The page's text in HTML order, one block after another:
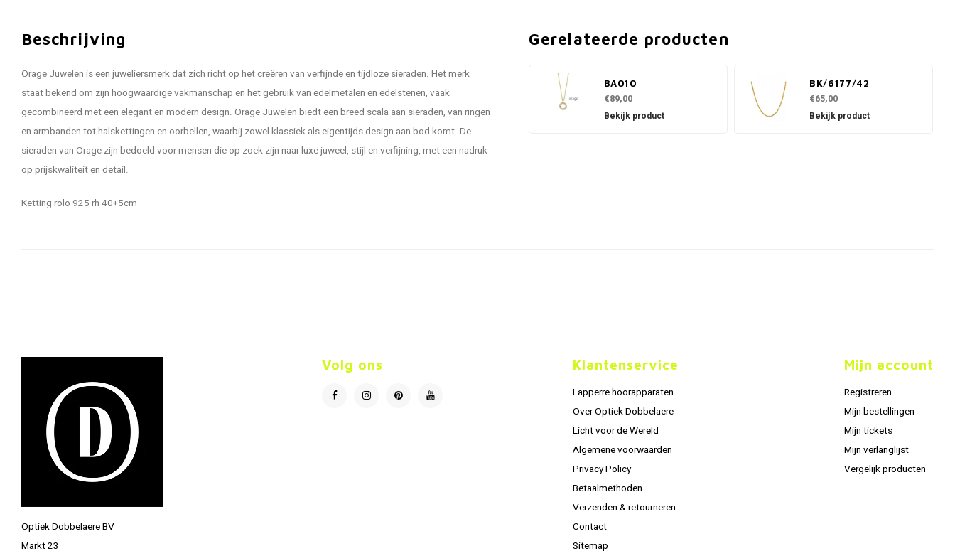
Beschrijving
Orage Juwelen is een juweliersmerk dat zich richt op het creëren van verfijnde en tijdloze sieraden. Het merk
staat bekend om zijn hoogwaardige vakmanschap en het gebruik van edelmetalen en edelstenen, vaak
gecombineerd met een elegant en modern design. Orage Juwelen biedt een breed scala aan sieraden, van ringen
en armbanden tot halskettingen en oorbellen, waarbij zowel klassiek als eigentijds design aan bod komt. De
sieraden van Orage zijn bedoeld voor mensen die op zoek zijn naar luxe juweel, stijl en verfijning, met een nadruk
op prijskwaliteit en detail.
Ketting rolo 925 rh 40+5cm
Gerelateerde producten
BA010
€89,00
Bekijk product
BK/6177/42
€65,00
Bekijk product
Optiek Dobbelaere BV
Markt 23
Volg ons Klantenservice
Lapperre hoorapparaten
Over Optiek Dobbelaere
Licht voor de Wereld
Algemene voorwaarden
Privacy Policy
Betaalmethoden
Verzenden & retourneren
Contact
Sitemap
Mijn account
Registreren
Mijn bestellingen
Mijn tickets
Mijn verlanglijst
Vergelijk producten